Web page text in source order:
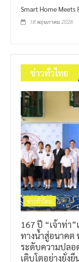
Smart Home Meets
18 พฤษภาคม 2026
ข่าวทั่วไทย
ข่าวทั่วไทย
167 ปี “เจ้าท่า
ทางน้ำสู่อนาคต
ระดับความปลอ
เติบโตอย่างยั่งยื